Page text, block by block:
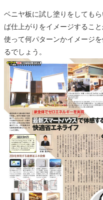
ベニヤ板に試し塗りをしても
ば仕上がりをイメージするこ
使って何パターンかイメージ
るでしょう。